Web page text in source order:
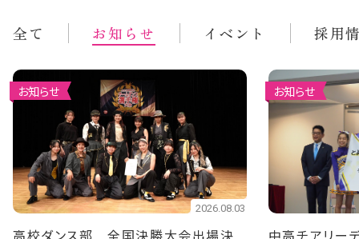
全て お知らせ イベント 採用
お知らせ
2026.08.03
高校ダンス部 全国決勝大会出場決
お知らせ
中高チアリー